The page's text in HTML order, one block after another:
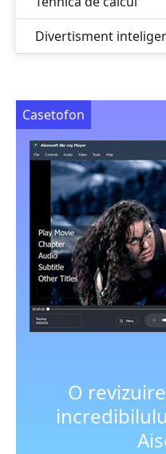
Divertisment
O
Casetofon